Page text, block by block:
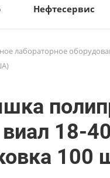
Нефтесервис
лабораторное
18-
100